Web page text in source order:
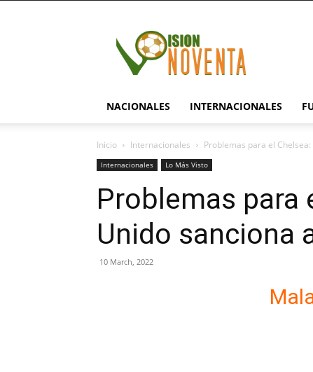
NACIONALES INTERNACIONALES
Inicio Internacionales Problemas para el
Internacionales Lo Más Visto
Problemas para
Unido sanciona
10 March, 2022